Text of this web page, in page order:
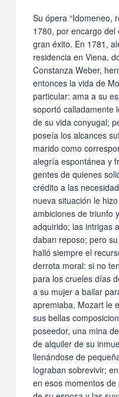
Su ópera “Idomeneo,
1780, por encargo
gran éxito. En 1781,
residencia en Viena,
Constanza Weber,
entonces la vida de
particular: ama a su
soportó calladamente
de su vida conyugal;
poseía los alcances
marido como
alegría espontánea y
gentes de quienes
crédito a las
nueva situación le
ambiciones de triunfo
adquirido; las intrigas
daban reposo; pero
halló siempre el
derrota moral: si no
para los crueles días
a su mujer a bailar
apremiaba, Mozart le
sus bellas
poseedor, una mina
de alquiler de su
llenándose de
lograban sobrevivir;
en esos momentos